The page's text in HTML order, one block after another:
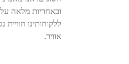
ובאחריות מלאה
ללקוחותינו
אוויר.